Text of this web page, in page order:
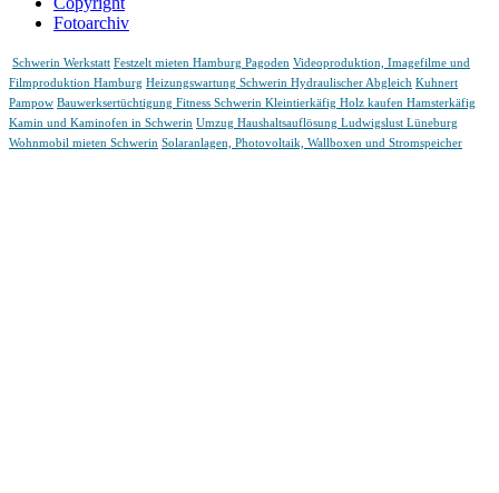
Fotoarchiv
Schwerin Werkstatt Festzelt mieten Hamburg Pagoden Videoproduktion, Imagefilme und
Filmproduktion Hamburg Heizungswartung Schwerin Hydraulischer Abgleich Kuhnert
Pampow Bauwerksertüchtigung Fitness Schwerin Kleintierkäfig Holz kaufen Hamsterkäfig
Kamin und Kaminofen in Schwerin Umzug Haushaltsauflösung Ludwigslust Lüneburg
Wohnmobil mieten Schwerin Solaranlagen, Photovoltaik, Wallboxen und Stromspeicher